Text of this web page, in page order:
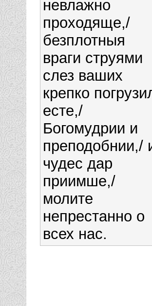
невлажно
проходяще,/
безплотныя
враги струями
слез ваших
крепко
есте,/
Богомудрии и
преподобнии,/
чудес дар
приимше,/
молите
непрестанно о
всех нас.